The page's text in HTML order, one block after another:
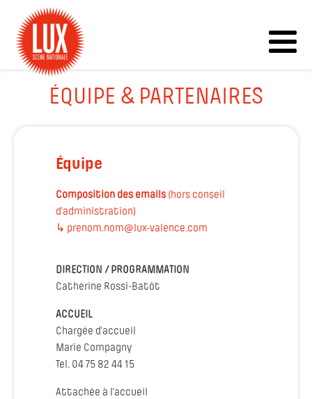
ÉQUIPE & PARTENAIRES
Équipe
Composition des emails (hors conseil
d’administration)
↳ prenom.nom@lux-valence.com
DIRECTION / PROGRAMMATION
Catherine Rossi-Batôt
ACCUEIL
Chargée d'accueil
Marie Compagny
Tel. 04 75 82 44 15
Attachée à l'accueil